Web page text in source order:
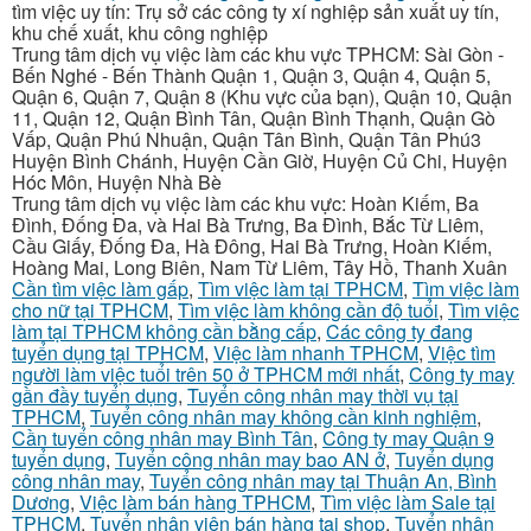
tìm việc uy tín: Trụ sở các công ty xí nghiệp sản xuất uy tín,
khu chế xuất, khu công nghiệp
Trung tâm dịch vụ việc làm các khu vực TPHCM: Sài Gòn -
Bến Nghé - Bến Thành Quận 1, Quận 3, Quận 4, Quận 5,
Quận 6, Quận 7, Quận 8 (Khu vực của bạn), Quận 10, Quận
11, Quận 12, Quận Bình Tân, Quận Bình Thạnh, Quận Gò
Vấp, Quận Phú Nhuận, Quận Tân Bình, Quận Tân Phú3
Huyện Bình Chánh, Huyện Cần Giờ, Huyện Củ Chi, Huyện
Hóc Môn, Huyện Nhà Bè
Trung tâm dịch vụ việc làm các khu vực: Hoàn Kiếm, Ba
Đình, Đống Đa, và Hai Bà Trưng, Ba Đình, Bắc Từ Liêm,
Cầu Giấy, Đống Đa, Hà Đông, Hai Bà Trưng, Hoàn Kiếm,
Hoàng Mai, Long Biên, Nam Từ Liêm, Tây Hồ, Thanh Xuân
Cần tìm việc làm gấp, Tìm việc làm tại TPHCM, Tìm việc làm
cho nữ tại TPHCM, Tìm việc làm không cần độ tuổi, Tìm việc
làm tại TPHCM không cần bằng cấp, Các công ty đang
tuyển dụng tại TPHCM, Việc làm nhanh TPHCM, Việc tìm
người làm việc tuổi trên 50 ở TPHCM mới nhất, Công ty may
gần đầy tuyển dụng, Tuyển công nhân may thời vụ tại
TPHCM, Tuyển công nhân may không cần kinh nghiệm,
Cần tuyển công nhân may Bình Tân, Công ty may Quận 9
tuyển dụng, Tuyển công nhân may bao AN ở, Tuyển dụng
công nhân may, Tuyển công nhân may tại Thuận An, Bình
Dương, Việc làm bán hàng TPHCM, Tìm việc làm Sale tại
TPHCM, Tuyển nhân viên bán hàng tại shop, Tuyển nhân